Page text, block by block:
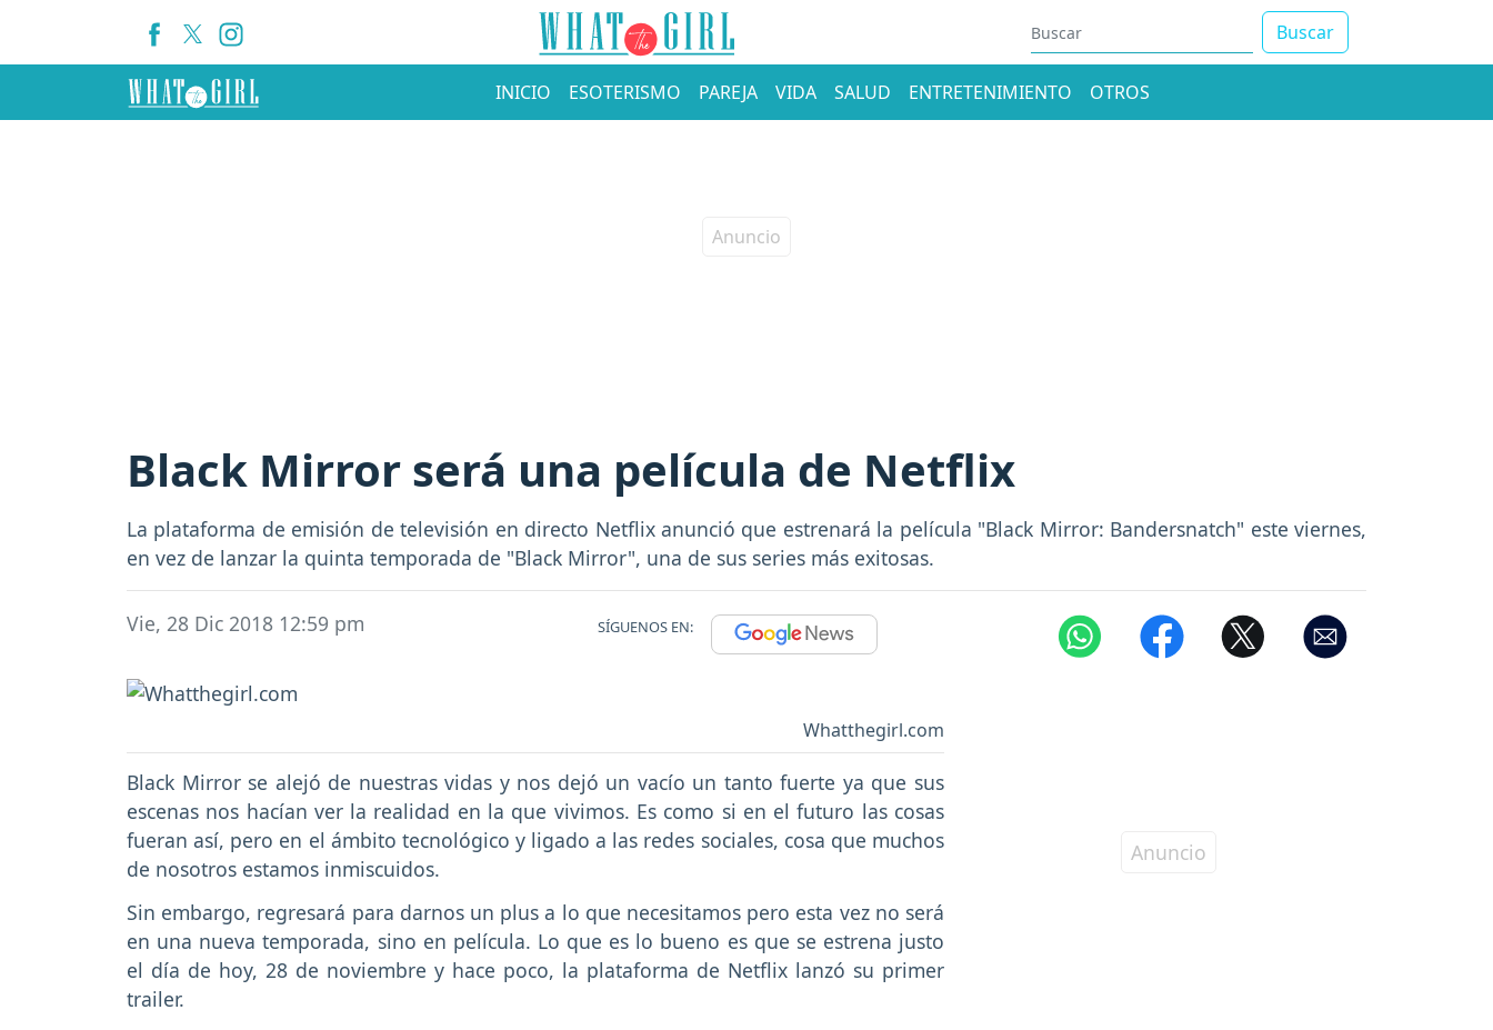
Buscar
INICIO ESOTERISMO PAREJA VIDA SALUD ENTRETENIMIENTO OTROS
Black Mirror será una película de Netflix
La plataforma de emisión de televisión en directo Netflix anunció que estrenará la película "Black Mirror: Bandersnatch" este viernes,
en vez de lanzar la quinta temporada de "Black Mirror", una de sus series más exitosas.
Vie, 28 Dic 2018 12:59 pm SÍGUENOS EN:
Whatthegirl.com
Black Mirror se alejó de nuestras vidas y nos dejó un vacío un tanto fuerte ya que sus
escenas nos hacían ver la realidad en la que vivimos. Es como si en el futuro las cosas
fueran así, pero en el ámbito tecnológico y ligado a las redes sociales, cosa que muchos
de nosotros estamos inmiscuidos.
Sin embargo, regresará para darnos un plus a lo que necesitamos pero esta vez no será
en una nueva temporada, sino en película. Lo que es lo bueno es que se estrena justo
el día de hoy, 28 de noviembre y hace poco, la plataforma de Netflix lanzó su primer
trailer.